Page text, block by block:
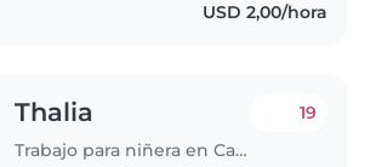
USD 2,00/hora
Thalia
Trabajo para niñera en Caracas
19